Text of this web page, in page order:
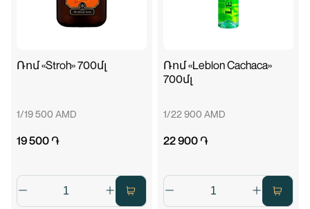
Ռոմ «Stroh» 700մլ
1/19 500 AMD
19 500 ֏
Ռոմ «Leblon Cachaca»
700մլ
1/22 900 AMD
22 900 ֏